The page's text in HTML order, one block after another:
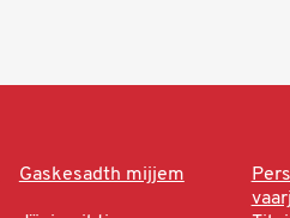
Gaskesadth mijjem